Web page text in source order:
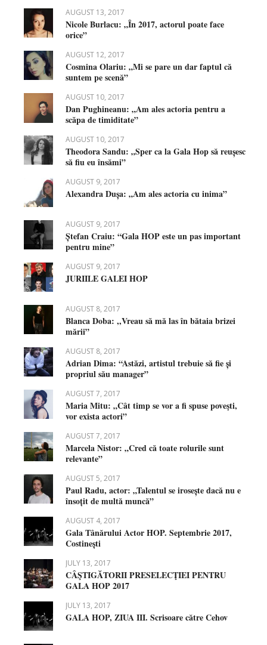
AUGUST 13, 2017
Nicole Burlacu: „În 2017, actorul poate face
orice”
AUGUST 12, 2017
Cosmina Olariu: „Mi se pare un dar faptul că
suntem pe scenă”
AUGUST 10, 2017
Dan Pughineanu: „Am ales actoria pentru a
scăpa de timiditate”
AUGUST 10, 2017
Theodora Sandu: „Sper ca la Gala Hop să reușesc
să fiu eu însămi”
AUGUST 9, 2017
Alexandra Dușa: „Am ales actoria cu inima”
AUGUST 9, 2017
Ștefan Craiu: “Gala HOP este un pas important
pentru mine”
AUGUST 9, 2017
JURIILE GALEI HOP
AUGUST 8, 2017
Blanca Doba: ,,Vreau să mă las în bătaia brizei
mării”
AUGUST 8, 2017
Adrian Dima: “Astăzi, artistul trebuie să fie și
propriul său manager”
AUGUST 7, 2017
Maria Mitu: „Cât timp se vor a fi spuse poveşti,
vor exista actori”
AUGUST 7, 2017
Marcela Nistor: „Cred că toate rolurile sunt
relevante”
AUGUST 5, 2017
Paul Radu, actor: „Talentul se irosește dacă nu e
însoțit de multă muncă”
AUGUST 4, 2017
Gala Tânărului Actor HOP. Septembrie 2017,
Costinești
JULY 13, 2017
CÂŞTIGĂTORII PRESELECŢIEI PENTRU
GALA HOP 2017
JULY 13, 2017
GALA HOP, ZIUA III. Scrisoare către Cehov